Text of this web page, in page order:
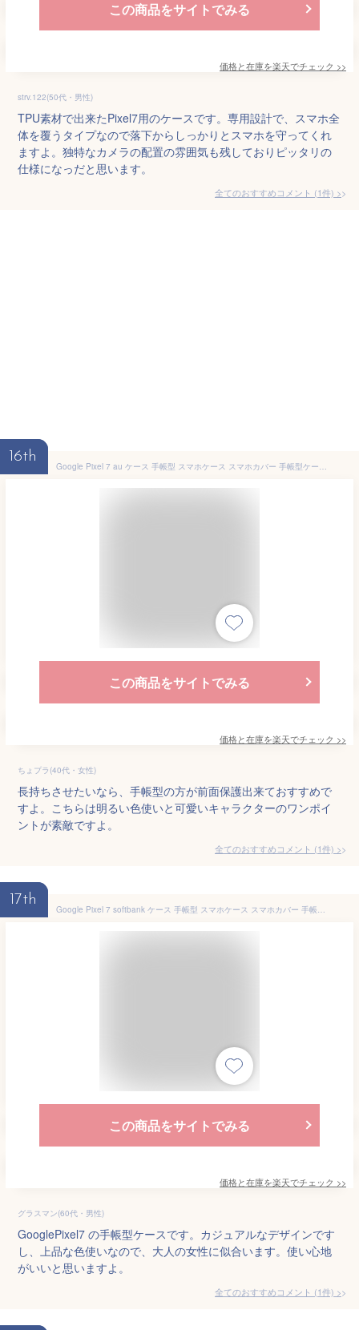
この商品をサイトでみる
価格と在庫を楽天でチェック >>
strv.122(50代・男性)
TPU素材で出来たPixel7用のケースです。専用設計で、スマホ全
体を覆うタイプなので落下からしっかりとスマホを守ってくれ
ますよ。独特なカメラの配置の雰囲気も残しておりピッタリの
仕様になっだと思います。
全てのおすすめコメント (1件) >
16th
Google Pixel 7 au ケース 手帳型 スマホケース スマホカバー 手帳型ケース スマホ カバー デザインケース 携帯ケース 携帯カバー 用 GooglePixel7 pixel7au au ピクセル di781
この商品をサイトでみる
価格と在庫を楽天でチェック >>
ちょプラ(40代・女性)
長持ちさせたいなら、手帳型の方が前面保護出来ておすすめで
すよ。こちらは明るい色使いと可愛いキャラクターのワンポイ
ントが素敵ですよ。
全てのおすすめコメント (1件) >
17th
Google Pixel 7 softbank ケース 手帳型 スマホケース スマホカバー 手帳型ケース スマホ カバー デザインケース 携帯ケース 携帯カバー 用 GooglePixel7 pixel7sb softbank ピクセル di817
この商品をサイトでみる
価格と在庫を楽天でチェック >>
グラスマン(60代・男性)
GooglePixel7 の手帳型ケースです。カジュアルなデザインです
し、上品な色使いなので、大人の女性に似合います。使い心地
がいいと思いますよ。
全てのおすすめコメント (1件) >